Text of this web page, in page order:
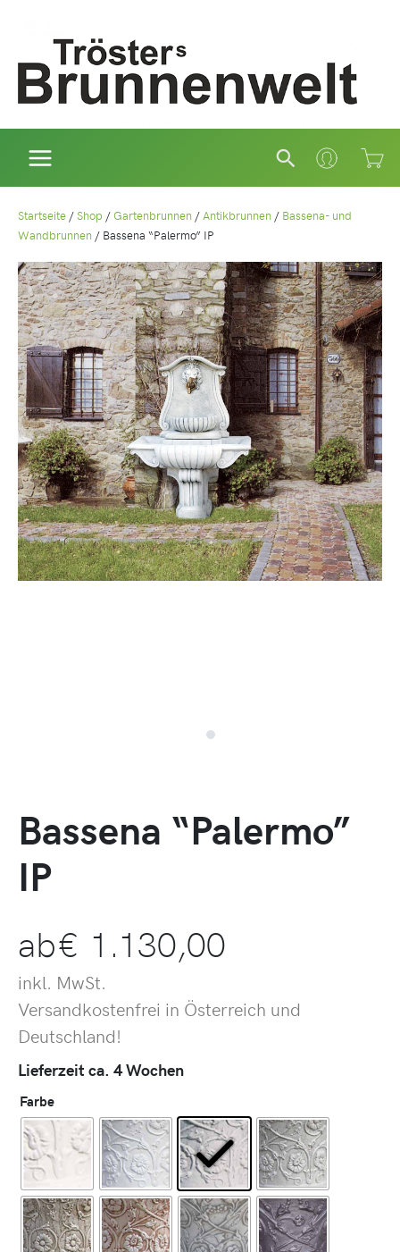
Suchen
Startseite /Shop /Gartenbrunnen /Antikbrunnen / Bassena- und
Wandbrunnen / Bassena “Palermo” IP
Bassena “Palermo”
IP
ab€ 1.130,00
inkl. MwSt.
Versandkostenfrei in Österreich und
Deutschland!
Lieferzeit ca. 4 Wochen
Farbe